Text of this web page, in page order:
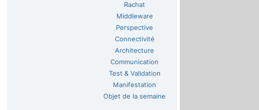
Rachat
Middleware
Perspective
Connectivité
Architecture
Communication
Test & Validation
Manifestation
Objet de la semaine